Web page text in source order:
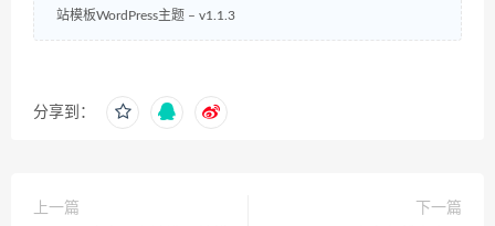
站模板WordPress主题 – v1.1.3
分享到：
上一篇
下一篇